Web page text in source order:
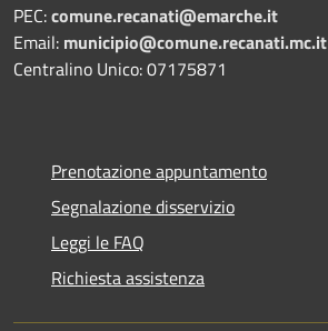
PEC:comune.recanati@emarche.it
Email: municipio@comune.recanati.mc.it
Centralino Unico: 07175871
Prenotazione appuntamento
Segnalazione disservizio
Leggi le FAQ
Richiesta assistenza